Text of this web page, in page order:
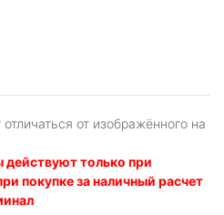
от изображённого на
только при
покупке за наличный расчет